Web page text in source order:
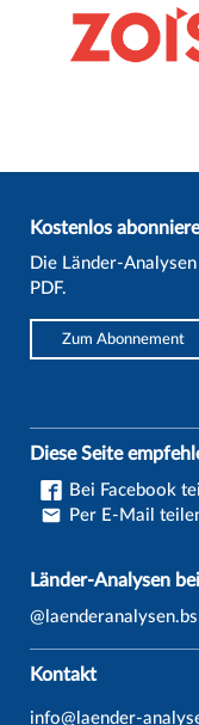
Kostenlos
Die Länder-
PDF.
Zum Abonnement
Diese Seite
Bei Facebook
Per E-Mail
Länder-Analysen
Kontakt
info@laender-